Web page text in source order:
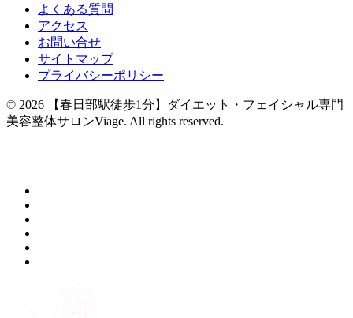
よくある質問
アクセス
お問い合せ
サイトマップ
プライバシーポリシー
© 2026
【春日部駅徒歩1分】ダイエット・フェイシャル専門
美容整体サロンViage. All rights reserved.